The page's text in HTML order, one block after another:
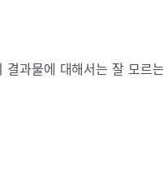
결과물에 대해서는 잘 모르